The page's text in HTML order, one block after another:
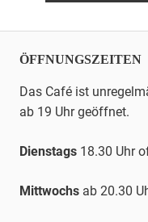
ÖFFNUNGSZEITEN
Das Café ist
ab 19 Uhr geöffnet.
Dienstags 18.30 Uhr
Mittwochs ab 20.30